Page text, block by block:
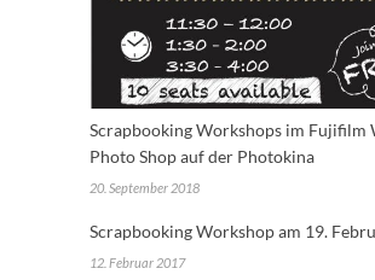
Scrapbooking Workshops im Fujifilm
Photo Shop auf der Photokina
20. September 2018
Scrapbooking Workshop am 19.
12. Februar 2017